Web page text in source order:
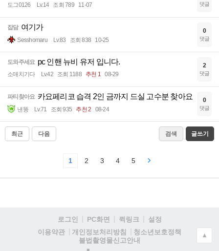
도그0126 Lv.14 조회 789 11-07 댓글
잡담 여기가
Sesshomaru Lv.83 조회 838 10-25
0
댓글
도와주세요 pc 인핸 뉴비 유저 입니다.
소매치기다 Lv.42 조회 1188 추천 1 08-29
2
댓글
파티찾아요 카요페리코 습격 2인 금까지 드실 고수분 찾아요
낸똥 Lv.71 조회 935 추천 2 08-24
0
댓글
최근 다음 검색 글쓰기
1 2 3 4 5
로그인 PC화면 퀵링크
설정
이용약관
개인정보처리방침
청소년보호정책
불법촬영물신고안내
▲